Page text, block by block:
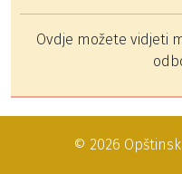
Ovdje možete vidjeti
© 2026